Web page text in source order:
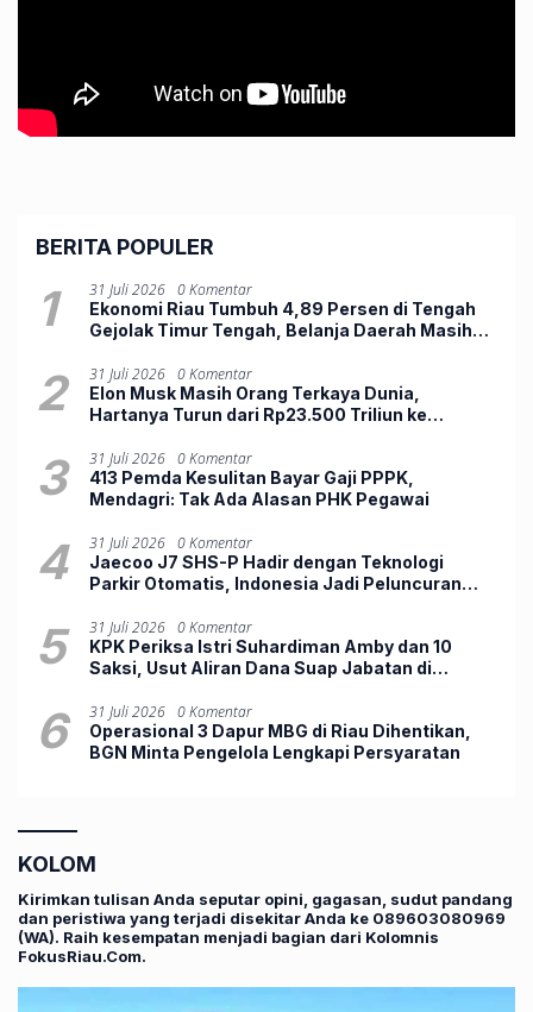
BERITA POPULER
1 31 Juli 2026 0 Komentar
Ekonomi Riau Tumbuh 4,89 Persen di Tengah
Gejolak Timur Tengah, Belanja Daerah Masih
2 31 Juli 2026 0 Komentar
Elon Musk Masih Orang Terkaya Dunia,
Hartanya Turun dari Rp23.500 Triliun ke
3 31 Juli 2026 0 Komentar
413 Pemda Kesulitan Bayar Gaji PPPK,
Mendagri: Tak Ada Alasan PHK Pegawai
4 31 Juli 2026 0 Komentar
Jaecoo J7 SHS-P Hadir dengan Teknologi
Parkir Otomatis, Indonesia Jadi Peluncuran
5 31 Juli 2026 0 Komentar
KPK Periksa Istri Suhardiman Amby dan 10
Saksi, Usut Aliran Dana Suap Jabatan di
6 31 Juli 2026 0 Komentar
Operasional 3 Dapur MBG di Riau Dihentikan,
BGN Minta Pengelola Lengkapi Persyaratan
KOLOM
Kirimkan tulisan Anda seputar opini, gagasan, sudut pandang
dan peristiwa yang terjadi disekitar Anda ke 089603080969
(WA). Raih kesempatan menjadi bagian dari Kolomnis
FokusRiau.Com.